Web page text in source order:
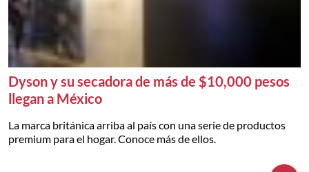
Dyson y su secadora de más de $10,000 pesos
llegan a México
La marca británica arriba al país con una serie de productos
premium para el hogar. Conoce más de ellos.